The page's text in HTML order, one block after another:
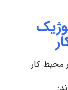
محیط کار